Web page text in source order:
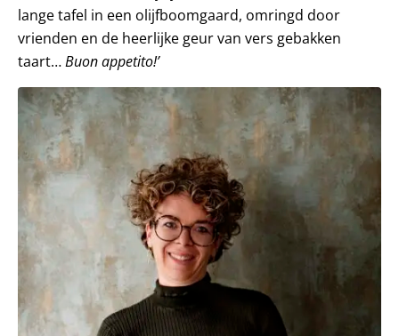
lange tafel in een olijfboomgaard, omringd door
vrienden en de heerlijke geur van vers gebakken
taart…Buon appetito!’